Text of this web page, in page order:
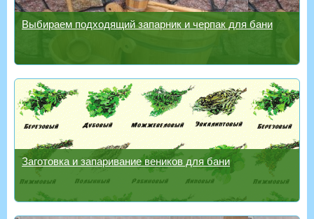
Выбираем подходящий запарник и черпак для бани
Заготовка и запаривание веников для бани